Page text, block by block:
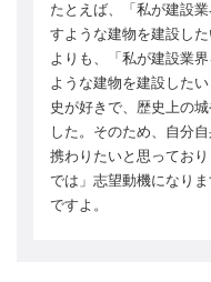
たとえば、「私が建設
すような建物を建設し
よりも、「私が建設業
ような建物を建設した
史が好きで、歴史上の
した。そのため、自分
携わりたいと思ってお
では」志望動機になり
ですよ。